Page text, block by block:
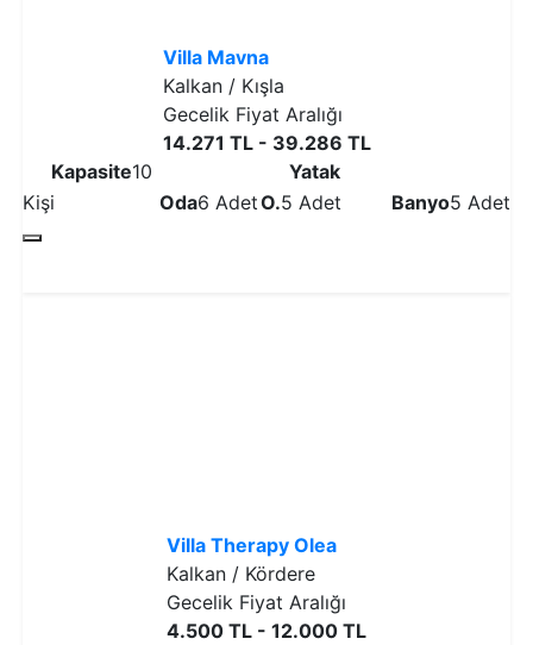
Villa Mavna
Kalkan / Kışla
Gecelik Fiyat Aralığı
14.271 TL - 39.286 TL
Kapasite10
Kişi
Oda6 Adet
Yatak
O.5 Adet Banyo5 Adet
Villa Therapy Olea
Kalkan / Kördere
Gecelik Fiyat Aralığı
4.500 TL - 12.000 TL